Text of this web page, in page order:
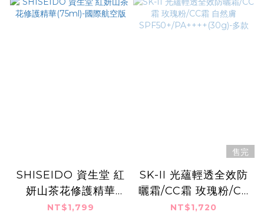
SHISEIDO 資生堂 紅
妍山茶花修護精華
(75ml)-國際航空版
NT$1,799
售完
SK-II 光蘊輕透全效防
曬霜/CC霜 玫瑰粉/CC
霜 自然膚
NT$1,720